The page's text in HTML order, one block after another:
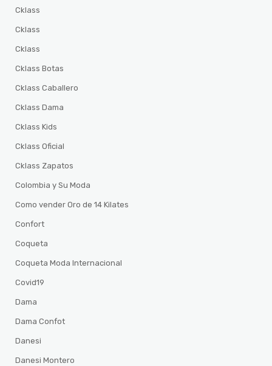
Cklass
Cklass
Cklass
Cklass Botas
Cklass Caballero
Cklass Dama
Cklass Kids
Cklass Oficial
Cklass Zapatos
Colombia y Su Moda
Como vender Oro de 14 Kilates
Confort
Coqueta
Coqueta Moda Internacional
Covid19
Dama
Dama Confot
Danesi
Danesi Montero